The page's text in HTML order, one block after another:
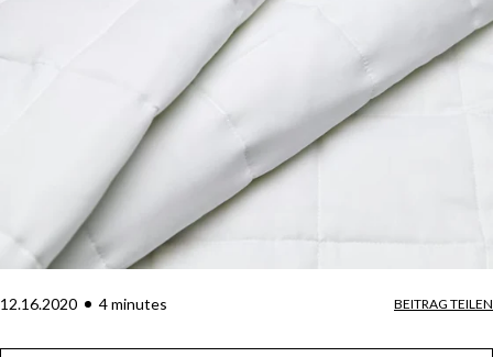
12.16.2020 4minutes BEITRAG TEILEN